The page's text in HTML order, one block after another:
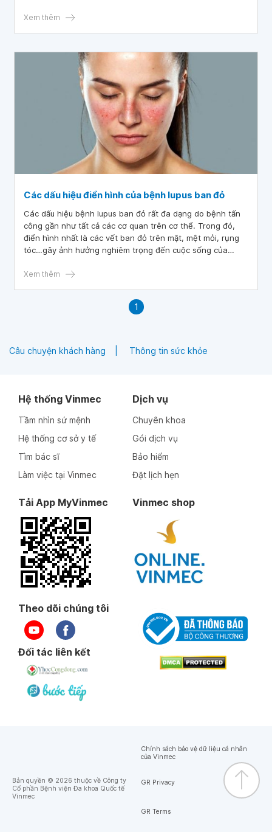
phát hiện sớm, điều trị kịp thời và ngăn ngừa các biến
Xem thêm
Các dấu hiệu điển hình của bệnh lupus ban đỏ
Các dấu hiệu bệnh lupus ban đỏ rất đa dạng do bệnh tấn
công gần như tất cả các cơ quan trên cơ thể. Trong đó,
điển hình nhất là các vết ban đỏ trên mặt, mệt mỏi, rụng
tóc…gây ảnh hưởng nghiêm trọng đến cuộc sống của
trị kịp thời bệnh sẽ gây ra nhiều biến chứng nguy hiểm đe
Xem thêm
1
Câu chuyện khách hàng Thông tin sức khỏe
Hệ thống Vinmec
Tầm nhìn sứ mệnh
Hệ thống cơ sở y tế
Tìm bác sĩ
Làm việc tại Vinmec
Dịch vụ
Chuyên khoa
Gói dịch vụ
Bảo hiểm
Đặt lịch hẹn
Tải App MyVinmec Vinmec shop
Theo dõi chúng tôi
Đối tác liên kết
Bản quyền © 2026 thuộc về Công ty
Cổ phần Bệnh viện Đa khoa Quốc tế
Vinmec
Chính sách bảo vệ dữ liệu cá nhân
của Vinmec
GR Privacy
GR Terms